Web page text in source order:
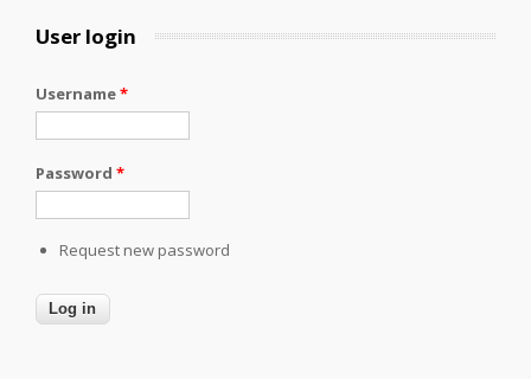
User login
Username*
Password *
Request new password